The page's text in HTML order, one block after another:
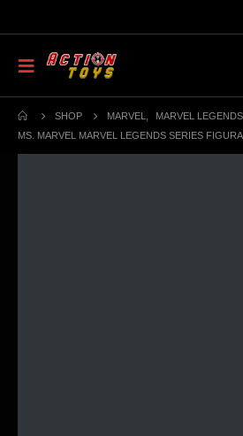
SHOP MARVEL
MARVEL
MS. MARVEL MARVEL LEGENDS SERIES